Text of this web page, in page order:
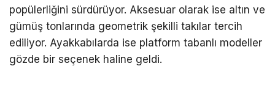
popülerliğini sürdürüyor. Aksesuar olarak ise altın ve
gümüş tonlarında geometrik şekilli takılar tercih
ediliyor. Ayakkabılarda ise platform tabanlı modeller
gözde bir seçenek haline geldi.